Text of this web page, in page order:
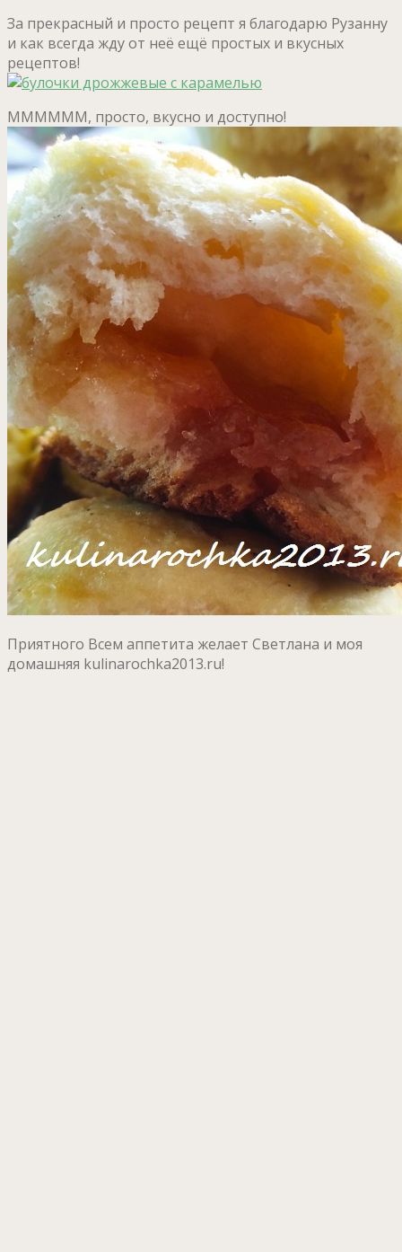
За прекрасный и просто рецепт я благодарю Рузанну
и как всегда жду от неё ещё простых и вкусных
рецептов!
ММММММ, просто, вкусно и доступно!
Приятного Всем аппетита желает Светлана и моя
домашняя kulinarochka2013.ru!